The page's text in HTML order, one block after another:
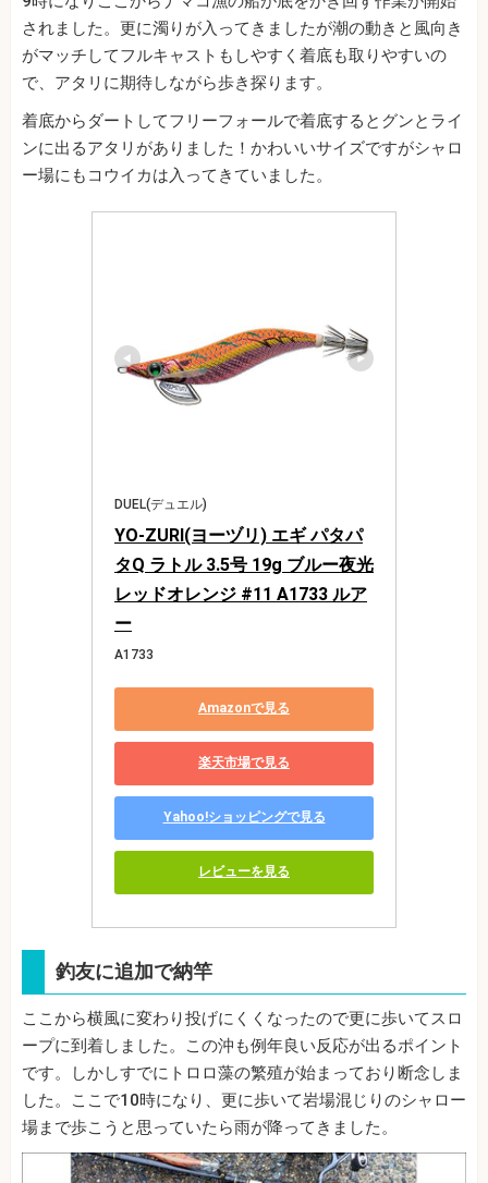
されました。更に濁りが入ってきましたが潮の動きと風向き
がマッチしてフルキャストもしやすく着底も取りやすいの
で、アタリに期待しながら歩き探ります。
着底からダートしてフリーフォールで着底するとグンとライ
ンに出るアタリがありました！かわいいサイズですがシャロ
ー場にもコウイカは入ってきていました。
DUEL(デュエル)
YO-ZURI(ヨーヅリ) エギ パタパ
タQ ラトル 3.5号 19g ブルー夜光
レッドオレンジ #11 A1733 ルア
ー
A1733
Amazonで見る
楽天市場で見る
Yahoo!ショッピングで見る
レビューを見る
釣友に追加で納竿
ここから横風に変わり投げにくくなったので更に歩いてスロ
ープに到着しました。この沖も例年良い反応が出るポイント
です。しかしすでにトロロ藻の繁殖が始まっており断念しま
した。ここで10時になり、更に歩いて岩場混じりのシャロー
場まで歩こうと思っていたら雨が降ってきました。